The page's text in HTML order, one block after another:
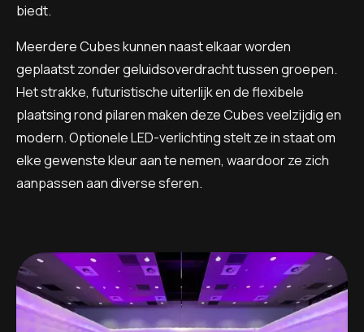
biedt.
Meerdere Cubes kunnen naast elkaar worden
geplaatst zonder geluidsoverdracht tussen groepen.
Het strakke, futuristische uiterlijk en de flexibele
plaatsing rond pilaren maken deze Cubes veelzijdig en
modern. Optionele LED-verlichting stelt ze in staat om
elke gewenste kleur aan te nemen, waardoor ze zich
aanpassen aan diverse sferen.